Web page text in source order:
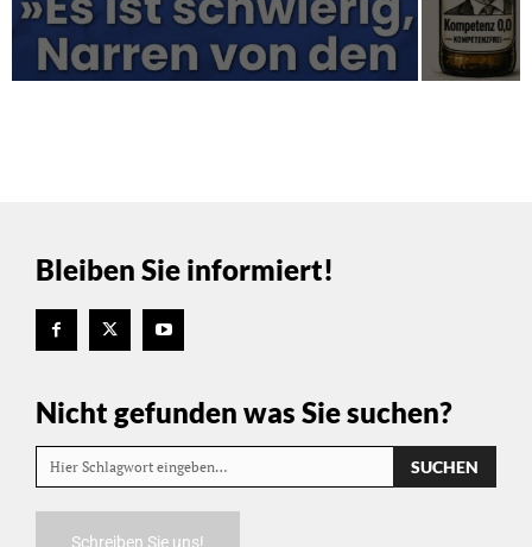
Bleiben Sie informiert!
Nicht gefunden was Sie suchen?
Hier Schlagwort eingeben… SUCHEN
Schreiben Sie uns!